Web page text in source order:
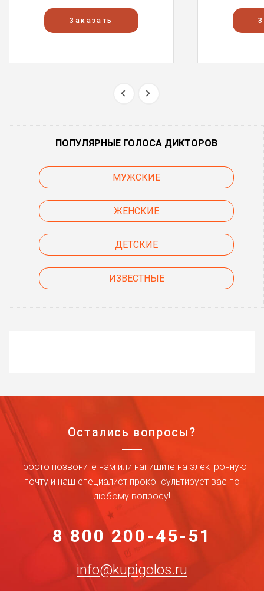
Заказать
ПОПУЛЯРНЫЕ ГОЛОСА ДИКТОРОВ
МУЖСКИЕ
ЖЕНСКИЕ
ДЕТСКИЕ
ИЗВЕСТНЫЕ
Остались вопросы?
Просто позвоните нам или напишите на электронную
почту и наш специалист проконсультирует вас по
любому вопросу!
8 800 200-45-51
info@kupigolos.ru